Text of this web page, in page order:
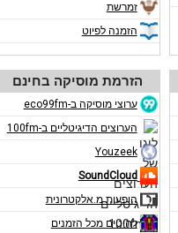
זמרשת
הזמנה לפיוט
הזרמת מוסיקה בחינם
ערוצי מוסיקה ב-eco99fm
הערוצים הדיגיטליים ב-100fm
Youzeek
SoundCloud
הופעות מ.אלקטרונית
להיטים מכל הזמנים